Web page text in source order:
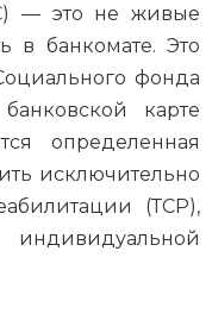
— это не живые
в банкомате. Это
фонда
карте
определенная
исключительно
(ТСР),